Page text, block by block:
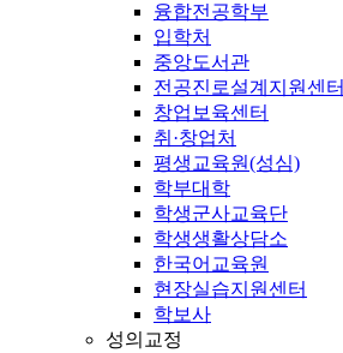
융합전공학부
입학처
중앙도서관
전공진로설계지원센터
창업보육센터
취·창업처
평생교육원(성심)
학부대학
학생군사교육단
학생생활상담소
한국어교육원
현장실습지원센터
학보사
성의교정